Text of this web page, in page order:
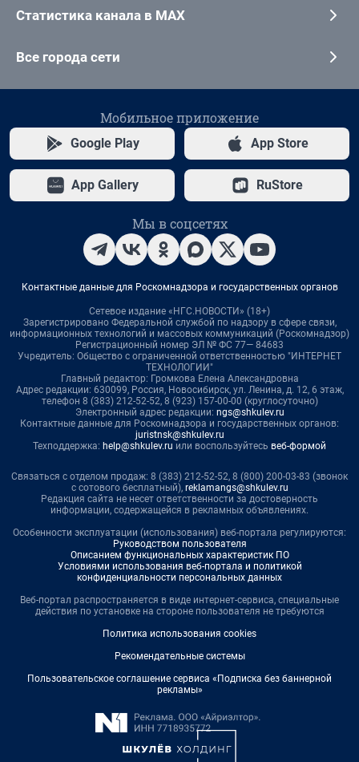
Статистика канала в MAX
Все города сети
Мобильное приложение
Google Play App Store
App Gallery RuStore
Мы в соцсетях
Контактные данные для Роскомнадзора и государственных органов
Сетевое издание «НГС.НОВОСТИ» (18+)
Зарегистрировано Федеральной службой по надзору в сфере связи,
информационных технологий и массовых коммуникаций (Роскомнадзор)
Регистрационный номер ЭЛ № ФС 77— 84683
Учредитель: Общество с ограниченной ответственностью "ИНТЕРНЕТ
ТЕХНОЛОГИИ"
Главный редактор: Громкова Елена Александровна
Адрес редакции: 630099, Россия, Новосибирск, ул. Ленина, д. 12, 6 этаж,
телефон 8 (383) 212-52-52, 8 (923) 157-00-00 (круглосуточно)
Электронный адрес редакции: ngs@shkulev.ru
Контактные данные для Роскомнадзора и государственных органов:
juristnsk@shkulev.ru
Техподдержка: help@shkulev.ru или воспользуйтесь веб-формой
Связаться с отделом продаж: 8 (383) 212-52-52, 8 (800) 200-03-83 (звонок
с сотового бесплатный), reklamangs@shkulev.ru
Редакция сайта не несет ответственности за достоверность
информации, содержащейся в рекламных объявлениях.
Особенности эксплуатации (использования) веб-портала регулируются:
Руководством пользователя
Описанием функциональных характеристик ПО
Условиями использования веб-портала и политикой
конфиденциальности персональных данных
Веб-портал распространяется в виде интернет-сервиса, специальные
действия по установке на стороне пользователя не требуются
Политика использования cookies
Рекомендательные системы
Пользовательское соглашение сервиса «Подписка без баннерной
рекламы»